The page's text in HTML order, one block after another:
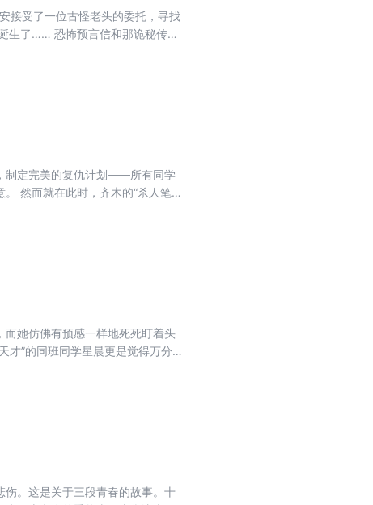
接受了一位古怪老头的委托，寻找
生了…… 恐怖预言信和那诡秘传说
制定完美的复仇计划——所有同学
然而就在此时，齐木的“杀人笔
而她仿佛有预感一样地死死盯着头
才”的同班同学星晨更是觉得万分
。这是关于三段青春的故事。十